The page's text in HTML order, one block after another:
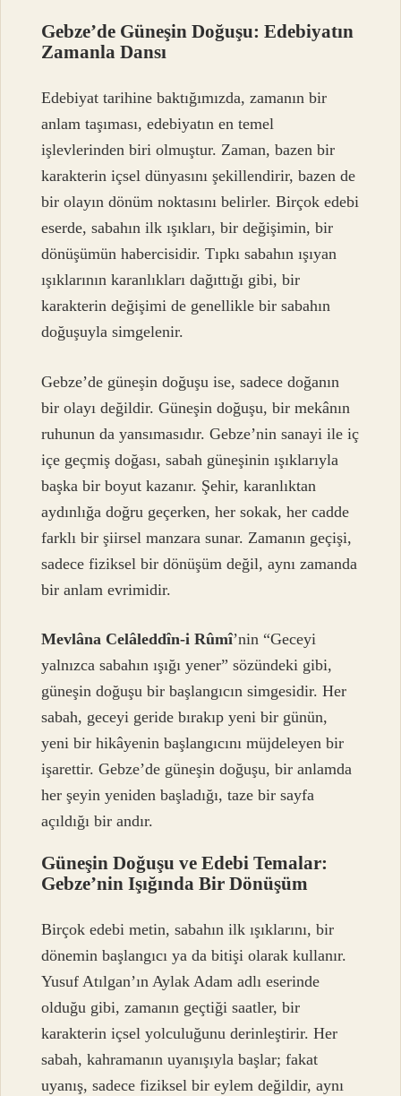
Gebze’de Güneşin Doğuşu: Edebiyatın
Zamanla Dansı
Edebiyat tarihine baktığımızda, zamanın bir
anlam taşıması, edebiyatın en temel
işlevlerinden biri olmuştur. Zaman, bazen bir
karakterin içsel dünyasını şekillendirir, bazen de
bir olayın dönüm noktasını belirler. Birçok edebi
eserde, sabahın ilk ışıkları, bir değişimin, bir
dönüşümün habercisidir. Tıpkı sabahın ışıyan
ışıklarının karanlıkları dağıttığı gibi, bir
karakterin değişimi de genellikle bir sabahın
doğuşuyla simgelenir.
Gebze’de güneşin doğuşu ise, sadece doğanın
bir olayı değildir. Güneşin doğuşu, bir mekânın
ruhunun da yansımasıdır. Gebze’nin sanayi ile iç
içe geçmiş doğası, sabah güneşinin ışıklarıyla
başka bir boyut kazanır. Şehir, karanlıktan
aydınlığa doğru geçerken, her sokak, her cadde
farklı bir şiirsel manzara sunar. Zamanın geçişi,
sadece fiziksel bir dönüşüm değil, aynı zamanda
bir anlam evrimidir.
Mevlâna Celâleddîn-i Rûmî’nin “Geceyi
yalnızca sabahın ışığı yener” sözündeki gibi,
güneşin doğuşu bir başlangıcın simgesidir. Her
sabah, geceyi geride bırakıp yeni bir günün,
yeni bir hikâyenin başlangıcını müjdeleyen bir
işarettir. Gebze’de güneşin doğuşu, bir anlamda
her şeyin yeniden başladığı, taze bir sayfa
açıldığı bir andır.
Güneşin Doğuşu ve Edebi Temalar:
Gebze’nin Işığında Bir Dönüşüm
Birçok edebi metin, sabahın ilk ışıklarını, bir
dönemin başlangıcı ya da bitişi olarak kullanır.
Yusuf Atılgan’ın Aylak Adam adlı eserinde
olduğu gibi, zamanın geçtiği saatler, bir
karakterin içsel yolculuğunu derinleştirir. Her
sabah, kahramanın uyanışıyla başlar; fakat
uyanış, sadece fiziksel bir eylem değildir, aynı